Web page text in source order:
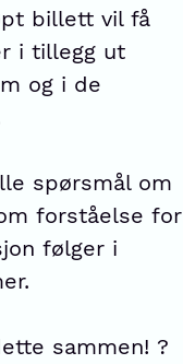
billett vil få
i tillegg ut
og i de
spørsmål om
forståelse for
følger i
sammen! ?